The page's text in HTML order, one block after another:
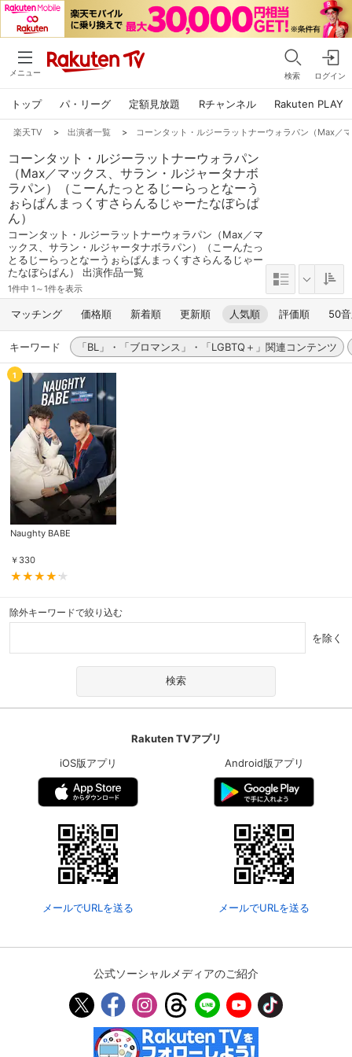
メニュー 検索 ログイン
トップ パ・リーグ 定額見放題 Rチャンネル Rakuten PLAY
楽天TV > 出演者一覧 > コーンタット・ルジーラットナーウォラパン（Max／
コーンタット・ルジーラットナーウォラパン
（Max／マックス、サラン・ルジャータナボ
ラパン）（こーんたっとるじーらっとなーう
ぉらぱんまっくすさらんるじゃーたなぼらぱ
ん）
コーンタット・ルジーラットナーウォラパン（Max／マ
ックス、サラン・ルジャータナボラパン）（こーんたっ
とるじーらっとなーうぉらぱんまっくすさらんるじゃー
たなぼらぱん） 出演作品一覧
1件中 1～1件を表示
マッチング 価格順 新着順 更新順 人気順 評価順 50
キーワード 「BL」・「ブロマンス」・「LGBTQ＋」関連コンテンツ
1
Naughty BABE
￥ 330
除外キーワードで絞り込む
を除く
Rakuten TVアプリ
iOS版アプリ
メールでURLを送る
Android版アプリ
メールでURLを送る
公式ソーシャルメディアのご紹介